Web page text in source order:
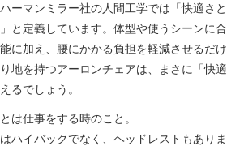
ーマンミラー社の人間工学では「快適さと
と定義しています。体型や使うシーンに合
に加え、腰にかかる負担を軽減させるだけ
地を持つアーロンチェアは、まさに「快適
るでしょう。
は仕事をする時のこと。
ハイバックでなく、ヘッドレストもありま